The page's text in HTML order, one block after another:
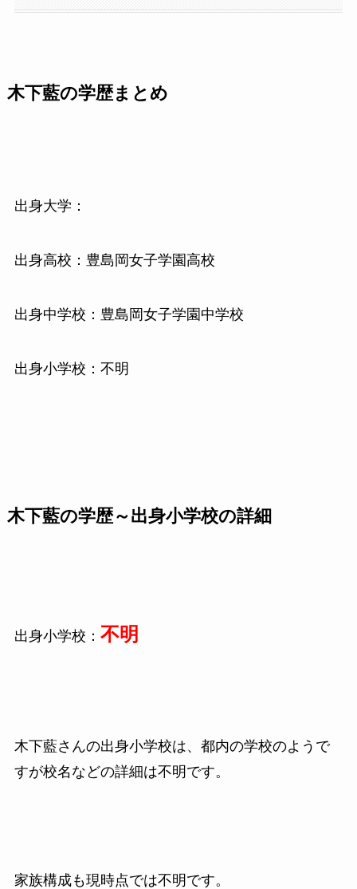
木下藍の学歴まとめ
出身大学：
出身高校：豊島岡女子学園高校
出身中学校：豊島岡女子学園中学校
出身小学校：不明
木下藍の学歴～出身小学校の詳細
出身小学校： 不明
木下藍さんの出身小学校は、都内の学校のようで
すが校名などの詳細は不明です。
家族構成も現時点では不明です。